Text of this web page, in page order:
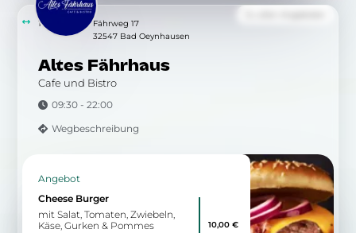
Altes Fährhaus
Cafe und Bistro
09:30 - 22:00
Wegbeschreibung
10.43 km
Fährweg 17
32547 Bad Oeynhausen
Angebot
Cheese Burger
mit Salat, Tomaten, Zwiebeln,
Käse, Gurken & Pommes
10,00 €